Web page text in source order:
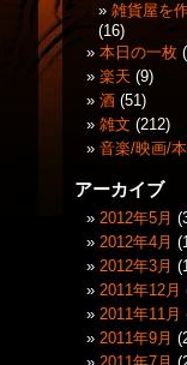
雑貨屋を
(16)
本日の一枚
楽天 (9)
酒 (51)
雑文 (212)
音楽/映画/本
アーカイブ
2012年5月
2012年4月
2012年3月
2011年12月
2011年11月
2011年9月